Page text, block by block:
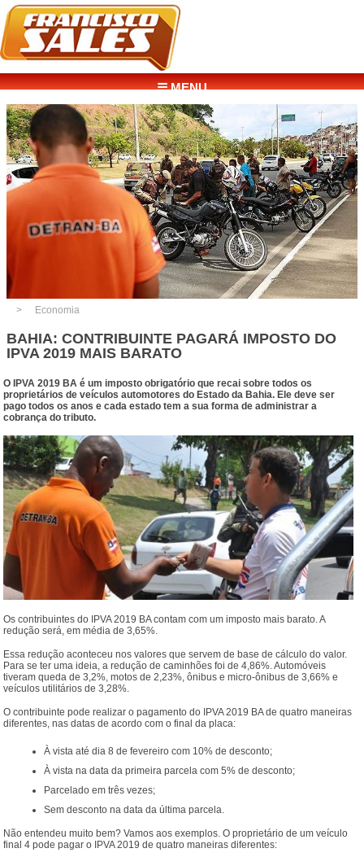
☰ MENU
Economia
BAHIA: CONTRIBUINTE PAGARÁ IMPOSTO DO
IPVA 2019 MAIS BARATO
O IPVA 2019 BA é um imposto obrigatório que recai sobre todos os
proprietários de veículos automotores do Estado da Bahia. Ele deve ser
pago todos os anos e cada estado tem a sua forma de administrar a
cobrança do tributo.
Os contribuintes do IPVA 2019 BA contam com um imposto mais barato. A
redução será, em média de 3,65%.
Essa redução aconteceu nos valores que servem de base de cálculo do valor.
Para se ter uma ideia, a redução de caminhões foi de 4,86%. Automóveis
tiveram queda de 3,2%, motos de 2,23%, ônibus e micro-ônibus de 3,66% e
veículos utilitários de 3,28%.
O contribuinte pode realizar o pagamento do IPVA 2019 BA de quatro maneiras
diferentes, nas datas de acordo com o final da placa:
À vista até dia 8 de fevereiro com 10% de desconto;
À vista na data da primeira parcela com 5% de desconto;
Parcelado em três vezes;
Sem desconto na data da última parcela.
Não entendeu muito bem? Vamos aos exemplos. O proprietário de um veículo
final 4 pode pagar o IPVA 2019 de quatro maneiras diferentes: